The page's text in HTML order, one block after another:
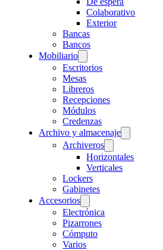
Colaborativo
Exterior
Bancas
Bancos
Mobiliario
Escritorios
Mesas
Libreros
Recepciones
Módulos
Credenzas
Archivo y almacenaje
Archiveros
Horizontales
Verticales
Lockers
Gabinetes
Accesorios
Electrónica
Pizarrones
Cómputo
Varios